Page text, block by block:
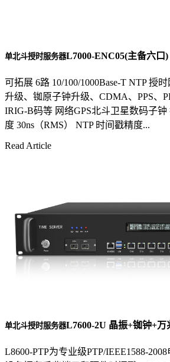
单北斗授时服务器L7000-ENC05(主备六口
可拓展 6路 10/100/1000Base-T NTP 授
升级、铷原子钟升级、CDMA、PPS、
IRIG-B码等 网络GPS北斗卫星数码子
度 30ns（RMS） NTP 时间戳精度...
Read Article
单北斗授时服务器L7600-2U 晶振+铷钟+万
L8600-PTP为专业级PTP/IEEE1588-